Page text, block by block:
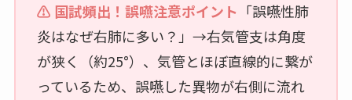
⚠️ 国試頻出！誤嚥注意ポイント 「誤嚥性肺
炎はなぜ右肺に多い？」→右気管支は角度
が狭く（約25°）、気管とほぼ直線的に繋が
っているため、誤嚥した異物が右側に流れ